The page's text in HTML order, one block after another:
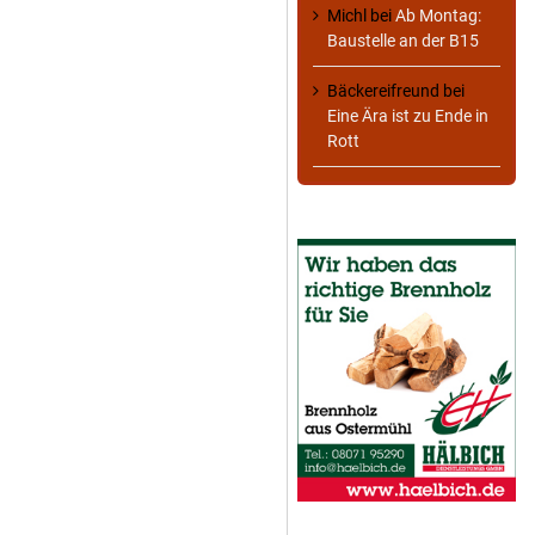
Michl beiAb Montag:
Baustelle an der B15
Bäckereifreund bei
Eine Ära ist zu Ende in
Rott